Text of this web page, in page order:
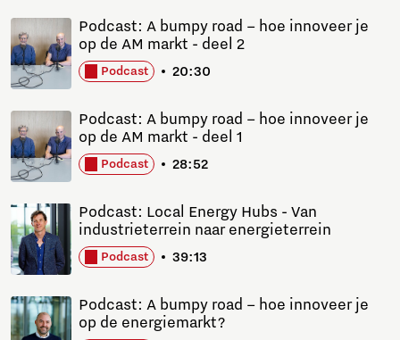
Podcast 20:30
Podcast: A bumpy road – hoe innoveer je
op de AM markt - deel 2
Podcast 28:52
Podcast: A bumpy road – hoe innoveer je
op de AM markt - deel 1
Podcast 39:13
Podcast: Local Energy Hubs - Van
industrieterrein naar energieterrein
Podcast: A bumpy road – hoe innoveer je
op de energiemarkt?